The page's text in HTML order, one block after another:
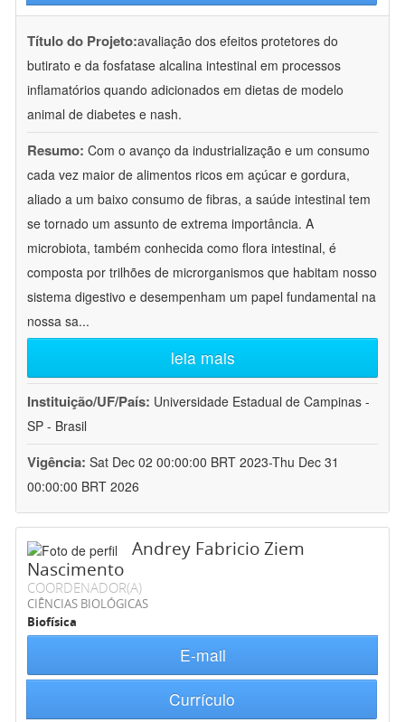
Título do Projeto:avaliação dos efeitos protetores do
butirato e da fosfatase alcalina intestinal em processos
inflamatórios quando adicionados em dietas de modelo
animal de diabetes e nash.
Resumo: Com o avanço da industrialização e um consumo
cada vez maior de alimentos ricos em açúcar e gordura,
aliado a um baixo consumo de fibras, a saúde intestinal tem
se tornado um assunto de extrema importância. A
microbiota, também conhecida como flora intestinal, é
composta por trilhões de microrganismos que habitam nosso
sistema digestivo e desempenham um papel fundamental na
nossa sa...
leia mais
Instituição/UF/País: Universidade Estadual de Campinas -
SP - Brasil
Vigência: Sat Dec 02 00:00:00 BRT 2023-Thu Dec 31
00:00:00 BRT 2026
Andrey Fabricio Ziem
Nascimento
COORDENADOR(A)
CIÊNCIAS BIOLÓGICAS
Biofísica
E-mail
Currículo